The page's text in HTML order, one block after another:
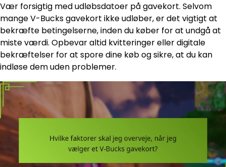
Vær forsigtig med udløbsdatoer på gavekort. Selvom
mange V-Bucks gavekort ikke udløber, er det vigtigt at
bekræfte betingelserne, inden du køber for at undgå at
miste værdi. Opbevar altid kvitteringer eller digitale
bekræftelser for at spore dine køb og sikre, at du kan
indløse dem uden problemer.